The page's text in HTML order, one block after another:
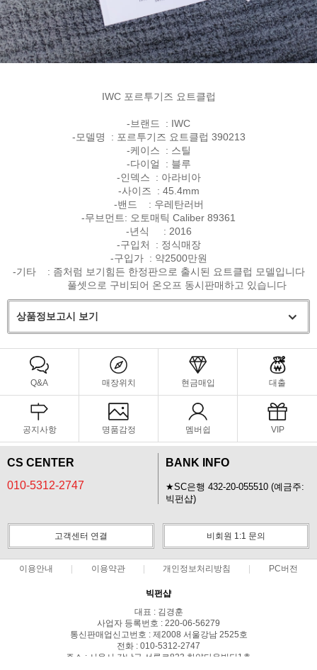
IWC 포르투기즈 요트클럽
-브랜드 : IWC
-모델명 : 포르투기즈 요트클럽 390213
-케이스 : 스틸
-다이얼 : 블루
-인덱스 : 아라비아
-사이즈 : 45.4mm
-밴드 : 우레탄러버
-무브먼트: 오토매틱 Caliber 89361
-년식 : 2016
-구입처 : 정식매장
-구입가 : 약2500만원
-기타 : 좀처럼 보기힘든 한정판으로 출시된 요트클럽 모델입니다
풀셋으로 구비되어 온오프 동시판매하고 있습니다
상품정보고시 보기
Q&A 매장위치 현금매입 대출
공지사항 명품감정 멤버쉽 VIP
CS CENTER
010-5312-2747
BANK INFO
★SC은행 432-20-055510 (예금주:
빅펀샵)
고객센터 연결 비회원 1:1 문의
이용안내 이용약관 개인정보처리방침 PC버전
빅펀샵
대표 : 김경훈
사업자 등록번호 : 220-06-56279
통신판매업신고번호 : 제2008 서울강남 2525호
전화 : 010-5312-2747
주소 : 서울시 강남구 선릉로823 한양타운빌딩1층